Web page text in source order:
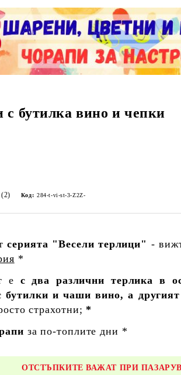
с бутилка вино и чепки
(2) Код: 284-t-vi-st-3-Z2Z-
серията "Весели терлици" -
*
е с два различни терлика в
бутилки и чаши вино, а
страхотни; *
за по-топлите дни *
ОТСТЪПКИТЕ ВАЖАТ ПРИ